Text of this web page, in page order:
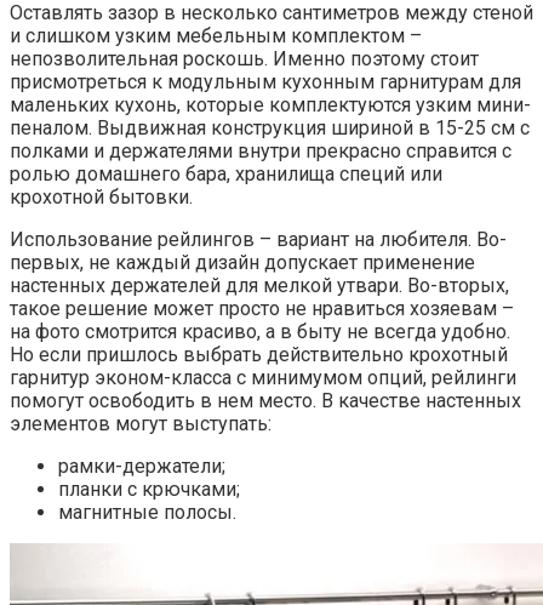
Оставлять зазор в несколько сантиметров между стеной
и слишком узким мебельным комплектом –
непозволительная роскошь. Именно поэтому стоит
присмотреться к модульным кухонным гарнитурам для
маленьких кухонь, которые комплектуются узким мини-
пеналом. Выдвижная конструкция шириной в 15-25 см с
полками и держателями внутри прекрасно справится с
ролью домашнего бара, хранилища специй или
крохотной бытовки.
Использование рейлингов – вариант на любителя. Во-
первых, не каждый дизайн допускает применение
настенных держателей для мелкой утвари. Во-вторых,
такое решение может просто не нравиться хозяевам –
на фото смотрится красиво, а в быту не всегда удобно.
Но если пришлось выбрать действительно крохотный
гарнитур эконом-класса с минимумом опций, рейлинги
помогут освободить в нем место. В качестве настенных
элементов могут выступать:
рамки-держатели;
планки с крючками;
магнитные полосы.